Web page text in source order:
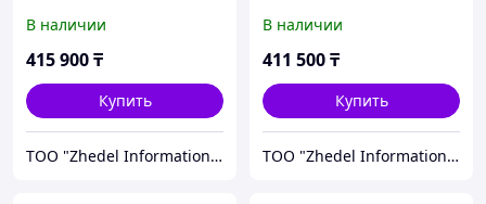
В наличии
415 900₸
Купить
ТОО "Zhedel Information Systems"
В наличии
411 500₸
Купить
ТОО "Zhedel Information Systems"